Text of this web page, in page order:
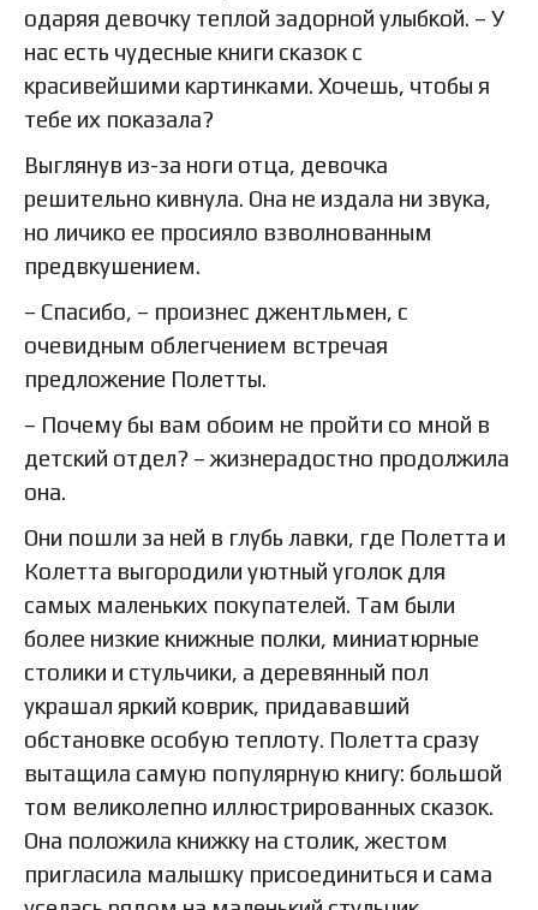
одаряя девочку теплой задорной улыбкой. – У
нас есть чудесные книги сказок с
красивейшими картинками. Хочешь, чтобы я
тебе их показала?
Выглянув из-за ноги отца, девочка
решительно кивнула. Она не издала ни звука,
но личико ее просияло взволнованным
предвкушением.
– Спасибо, – произнес джентльмен, с
очевидным облегчением встречая
предложение Полетты.
– Почему бы вам обоим не пройти со мной в
детский отдел? – жизнерадостно продолжила
она.
Они пошли за ней в глубь лавки, где Полетта и
Колетта выгородили уютный уголок для
самых маленьких покупателей. Там были
более низкие книжные полки, миниатюрные
столики и стульчики, а деревянный пол
украшал яркий коврик, придававший
обстановке особую теплоту. Полетта сразу
вытащила самую популярную книгу: большой
том великолепно иллюстрированных сказок.
Она положила книжку на столик, жестом
пригласила малышку присоединиться и сама